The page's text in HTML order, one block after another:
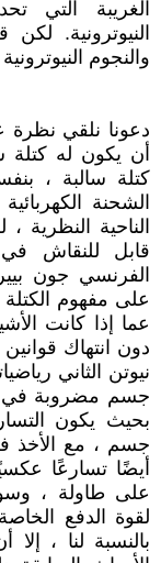
الغريبة التي
النيوترونية.
والنجوم النيوترونية
دعونا نلقي
أن يكون له كتلة
كتلة سالبة ،
الشحنة
الناحية
قابل للنقاش في
الفرنسي جون
على مفهوم الكتلة
عما إذا كانت
دون انتهاك
جسم مضروبة في
بحيث يكون
جسم ، مع الأخذ في
أيضًا تسارعًا
على طاولة ،
لقوة الدفع
بالنسبة لنا ،